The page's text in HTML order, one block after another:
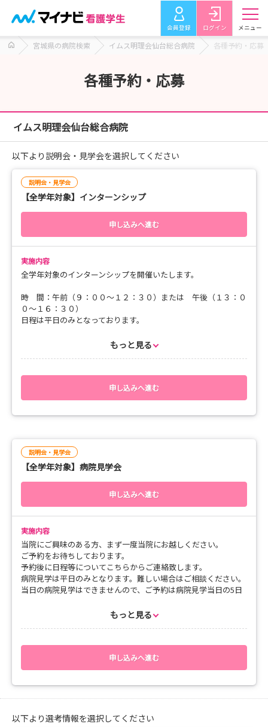
会員登録 ログイン メニュー
宮城県の病院検索 イムス明理会仙台総合病院 各種予約・応募
各種予約・応募
イムス明理会仙台総合病院
以下より説明会・見学会を選択してください
説明会・見学会
【全学年対象】インターンシップ
申し込みへ進む
実施内容
全学年対象のインターンシップを開催いたします。
時 間：午前（９：００～１２：３０）または 午後（１３：０
０～１６：３０）
日程は平日のみとなっております。
持ち物：実習着、上履き、筆記用具
となります。
※定員に達し次第受付を終了させていただきます。
もっと見る
申し込みへ進む
説明会・見学会
【全学年対象】病院見学会
申し込みへ進む
実施内容
当院にご興味のある方、まず一度当院にお越しください。
ご予約をお待ちしております。
予約後に日程等についてこちらからご連絡致します。
病院見学は平日のみとなります。難しい場合はご相談ください。
当日の病院見学はできませんので、ご予約は病院見学当日の5日
ご応募ください。宜しくお願い致します。
もっと見る
申し込みへ進む
以下より選考情報を選択してください